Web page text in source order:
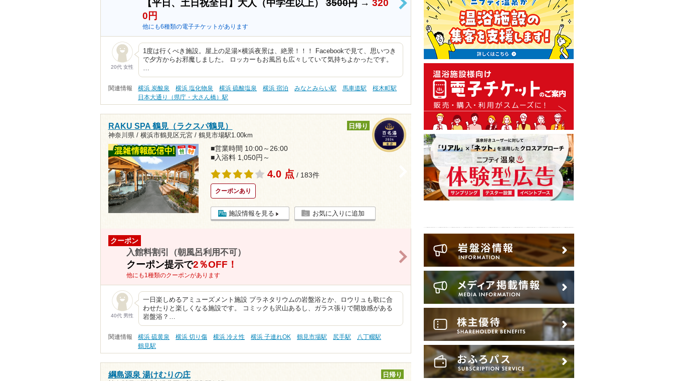
【平日、土日祝全日】大人（中学生以上）3500円→ 320
0円
他にも6種類の電子チケットがあります
>
20代 女性
1度は行くべき施設。屋上の足湯×横浜夜景は、絶景！！！ Facebookで見て、思いつき
で夕方からお邪魔しました。 ロッカーもお風呂も広々していて気持ちよかったです。
…
関連情報 横浜 炭酸泉 横浜 塩化物泉 横浜 硫酸塩泉 横浜 宿泊 みなとみらい駅 馬車道駅
桜木町駅
日本大通り（県庁・大さん橋）駅
RAKU SPA 鶴見（ラクスパ鶴見）
神奈川県 / 横浜市鶴見区元宮 / 鶴見市場駅1.00km
日帰り
■営業時間 10:00～26:00
■入浴料 1,050円～
4.0 点 / 183件
クーポンあり
施設情報を見る お気に入りに追加
クーポン
入館料割引（朝風呂利用不可）
クーポン提示で2％OFF！
他にも1種類のクーポンがあります
40代 男性
一日楽しめるアミューズメント施設 プラネタリウムの岩盤浴とか、ロウリュも歌に合
わせたりと楽しくなる施設です。 コミックも沢山あるし、ガラス張りで開放感がある
岩盤浴？…
関連情報 横浜 硫黄泉 横浜 切り傷 横浜 冷え性 横浜 子連れOK 鶴見市場駅 尻手駅
八丁畷駅
鶴見駅
綱島源泉 湯けむりの庄 日帰り